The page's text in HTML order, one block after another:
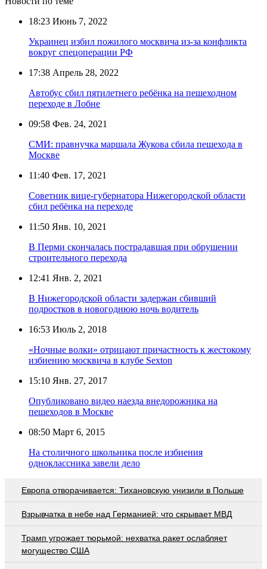
18:23 Июнь 7, 2022
Украинец избил пожилого москвича из-за конфликта
вокруг спецоперации РФ
17:38 Апрель 28, 2022
Автобус сбил пятилетнего ребёнка на пешеходном
переходе в Лобне
09:58 Фев. 24, 2021
СМИ: правнучка маршала Жукова сбила пешехода в
Москве
11:40 Фев. 17, 2021
Советник вице-губернатора Нижегородской области
сбил ребёнка на переходе
11:50 Янв. 10, 2021
В Перми скончалась пострадавшая при обрушении
строительного перехода
12:41 Янв. 2, 2021
В Нижегородской области задержан сбивший
подростков в новогоднюю ночь водитель
16:53 Июль 2, 2018
«Ночные волки» отрицают причастность к жестокому
избиению москвича в клубе Sexton
15:10 Янв. 27, 2017
Опубликовано видео наезда внедорожника на
пешеходов в Москве
08:50 Март 6, 2015
На столичного школьника после избиения
одноклассника завели дело
Европа отворачивается: Тихановскую унизили в Польше
Взрывчатка в небе над Германией: что скрывает МВД
Трамп угрожает тюрьмой: нехватка ракет ослабляет
могущество США